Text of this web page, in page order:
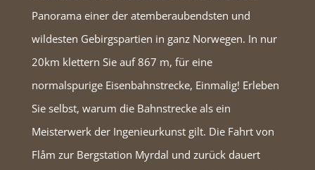
Panorama einer der atemberaubendsten und
wildesten Gebirgspartien in ganz Norwegen. In nur
20km klettern Sie auf 867 m, für eine
normalspurige Eisenbahnstrecke, Einmalig! Erleben
Sie selbst, warum die Bahnstrecke als ein
Meisterwerk der Ingenieurkunst gilt. Die Fahrt von
Flåm zur Bergstation Myrdal und zurück dauert